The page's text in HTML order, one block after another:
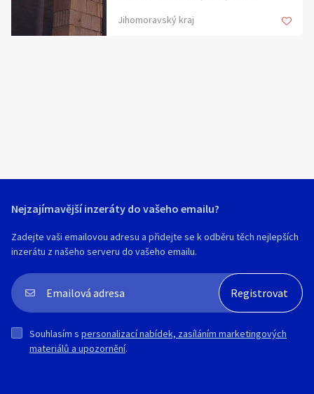
přepravní délka 6,7 m.
Jihomoravský kraj
Hledat v textu
Nejzajímavější inzeráty do vašeho emailu?
Zadejte vaši emailovou adresu a přidejte se k odběru těch nejlepších
inzerátu z našeho serveru do vašeho emailu.
Souhlasím s personalizací nabídek, zasíláním marketingových
materiálů a upozornění.